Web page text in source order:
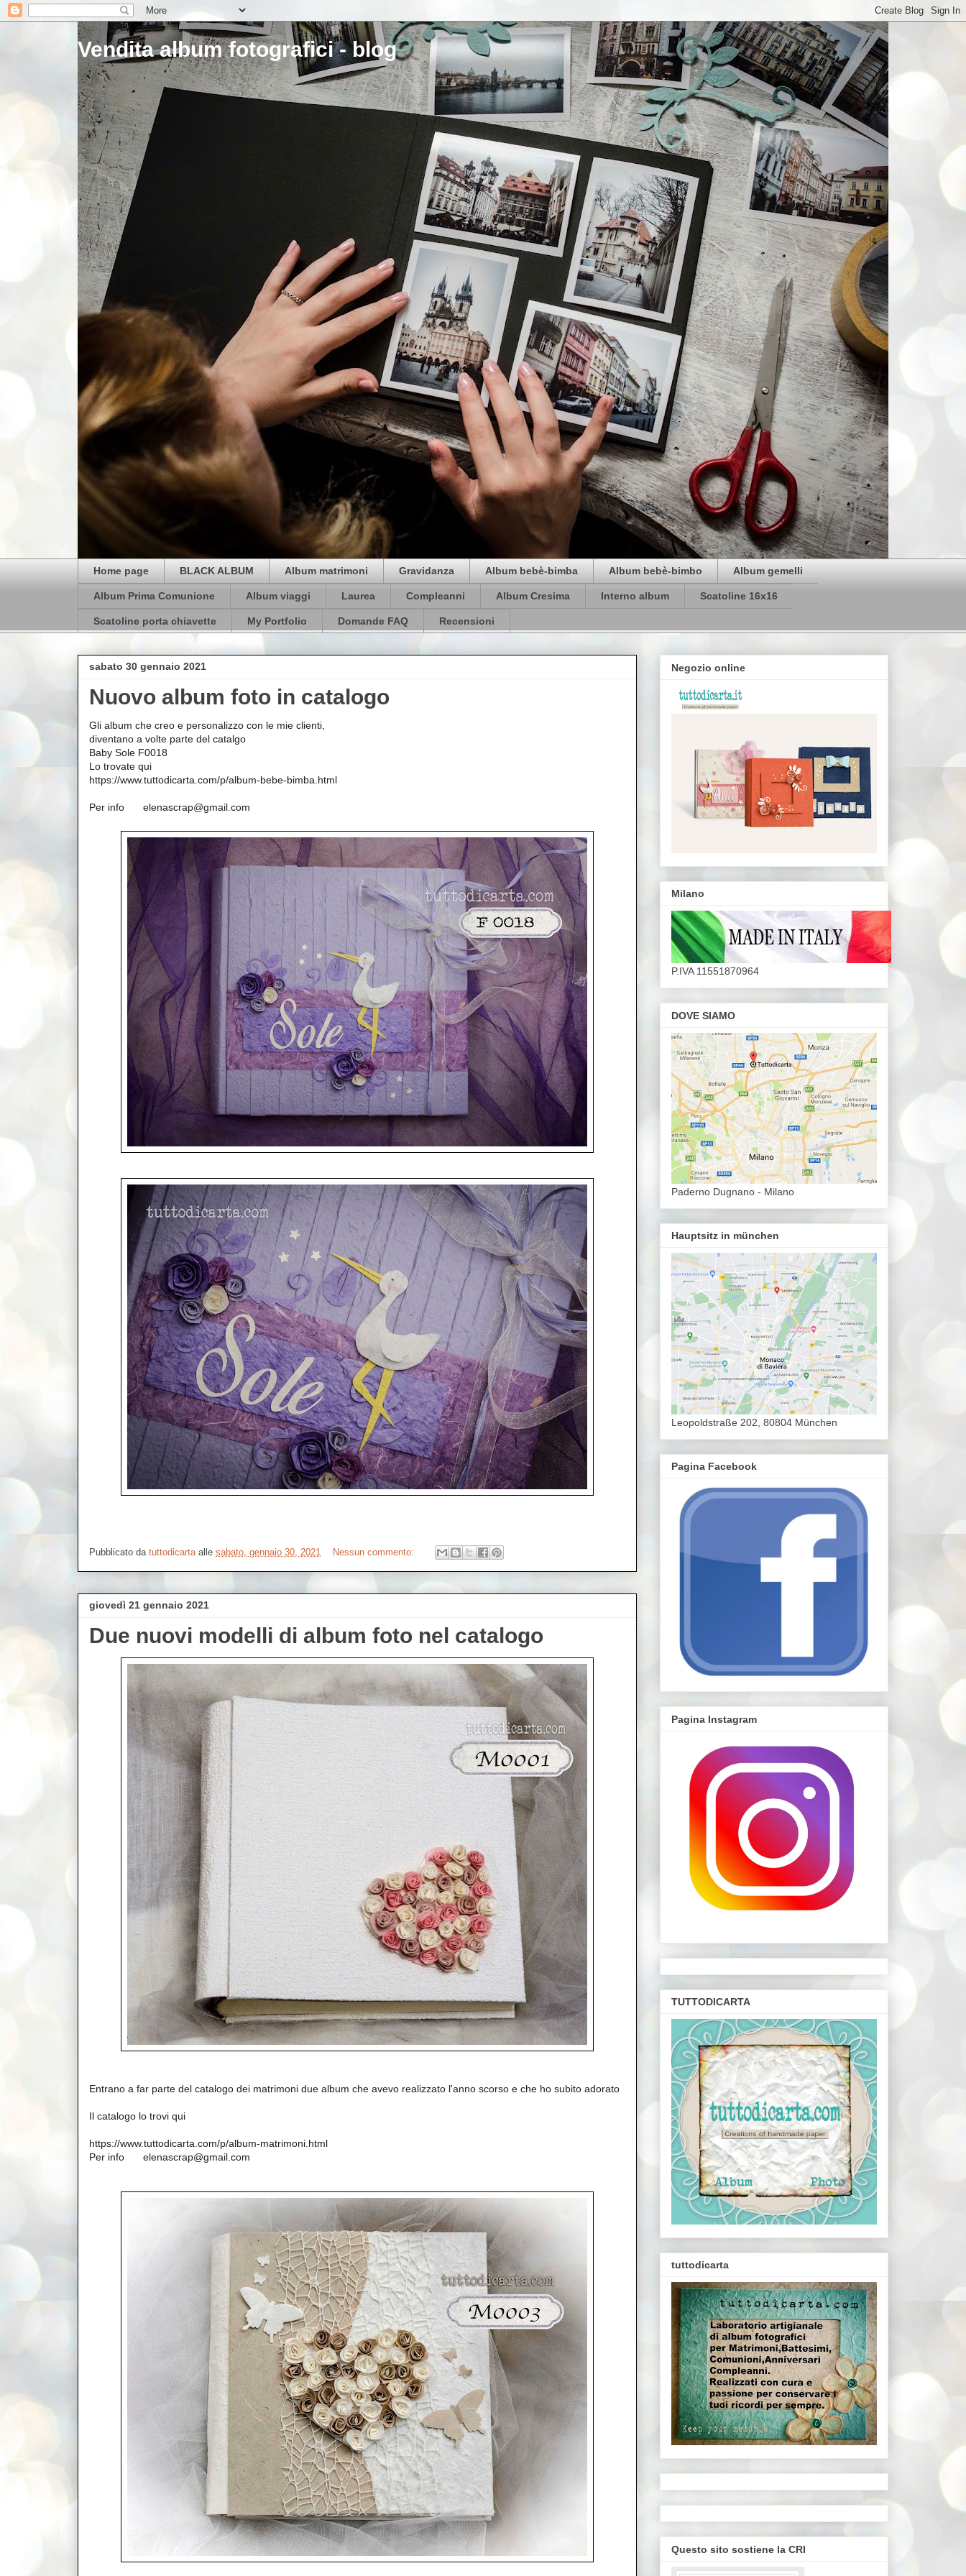
Vendita album fotografici - blog
Home page BLACK ALBUM Album matrimoni Gravidanza Album bebè-bimba Album bebè-bimbo Album gemelli
Album Prima Comunione Album viaggi Laurea Compleanni Album Cresima Interno album Scatoline 16x16
Scatoline porta chiavette My Portfolio Domande FAQ Recensioni
sabato 30 gennaio 2021
Nuovo album foto in catalogo
Gli album che creo e personalizzo con le mie clienti,
diventano a volte parte del catalgo
Baby Sole F0018
Lo trovate qui
https://www.tuttodicarta.com/p/album-bebe-bimba.html
Per info elenascrap@gmail.com
Pubblicato da tuttodicarta alle sabato, gennaio 30, 2021 Nessun commento:
giovedì 21 gennaio 2021
Due nuovi modelli di album foto nel catalogo
Entrano a far parte del catalogo dei matrimoni due album che avevo realizzato l'anno scorso e che ho subito adorato
Il catalogo lo trovi qui
https://www.tuttodicarta.com/p/album-matrimoni.html
Per info
elenascrap@gmail.com
Negozio online
Milano
P.IVA 11551870964
DOVE SIAMO
Paderno Dugnano - Milano
Hauptsitz in münchen
Leopoldstraße 202, 80804 München
Pagina Facebook
Pagina Instagram
TUTTODICARTA
tuttodicarta
Questo sito sostiene la CRI